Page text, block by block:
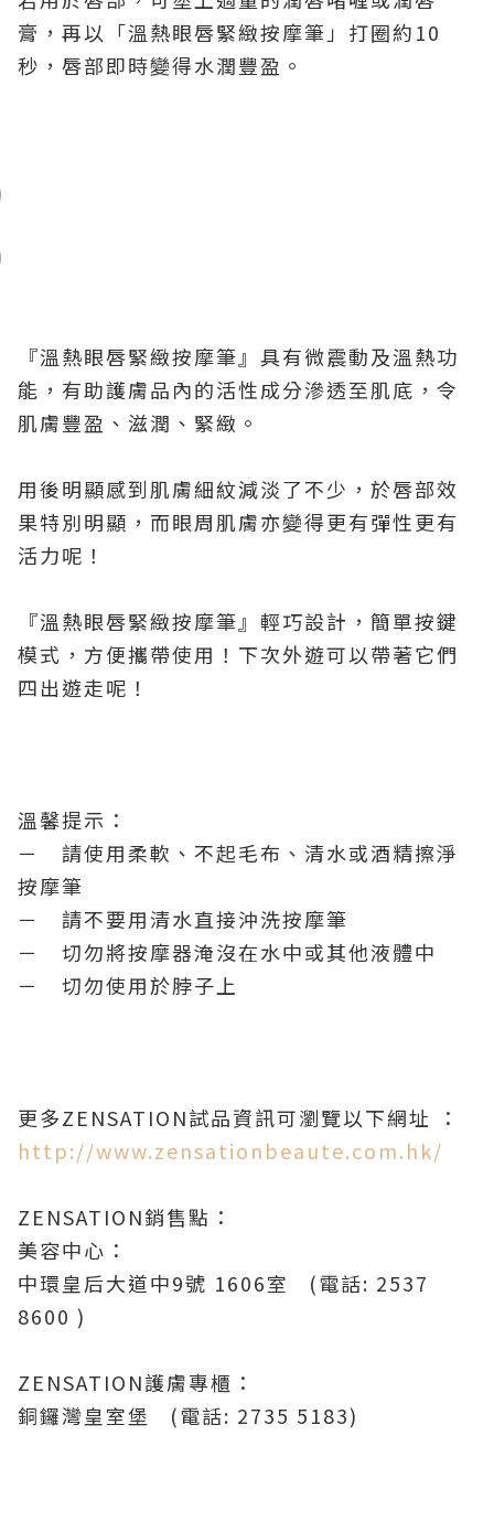
膏，再以「溫熱眼唇緊緻按摩筆」打圈約10
秒，唇部即時變得水潤豐盈。
『溫熱眼唇緊緻按摩筆』具有微震動及溫熱功
能，有助護膚品內的活性成分滲透至肌底，令
肌膚豐盈、滋潤、緊緻。
用後明顯感到肌膚細紋減淡了不少，於唇部效
果特別明顯，而眼周肌膚亦變得更有彈性更有
活力呢！
『溫熱眼唇緊緻按摩筆』輕巧設計，簡單按鍵
模式，方便攜帶使用！下次外遊可以帶著它們
四出遊走呢！
溫馨提示：
－ 請使用柔軟、不起毛布、清水或酒精擦淨
按摩筆
－ 請不要用清水直接沖洗按摩筆
－ 切勿將按摩器淹沒在水中或其他液體中
－ 切勿使用於脖子上
更多ZENSATION試品資訊可瀏覽以下網址 ：
http://www.zensationbeaute.com.hk/
ZENSATION銷售點：
美容中心：
中環皇后大道中9號 1606室 (電話: 2537
8600 )
ZENSATION護膚專櫃：
銅鑼灣皇室堡 (電話: 2735 5183)